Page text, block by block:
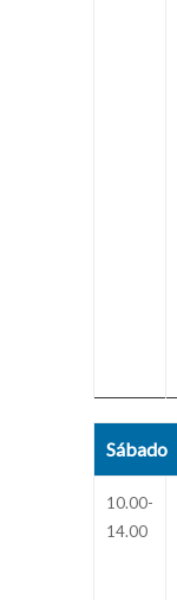
Sábado
10.00-
14.00